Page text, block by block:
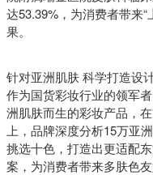
达53.39%，为消费者带来
果。
针对亚洲肌肤 科学打造设
作为国货彩妆行业的领军
洲肌肤而生的彩妆产品，
上，品牌深度分析15万亚
挑选十色，打造出更适配
案，为消费者带来多肤色